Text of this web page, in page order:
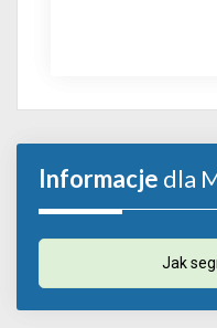
Informacje dla
Jak